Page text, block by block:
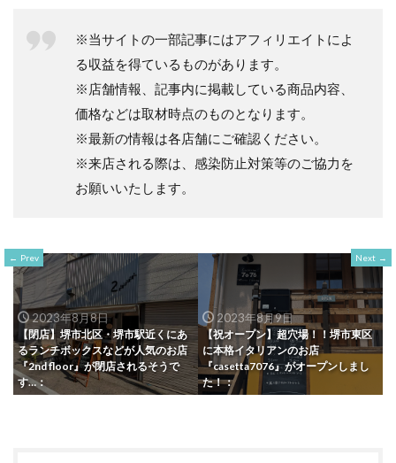
※当サイトの一部記事にはアフィリエイトによ
る収益を得ているものがあります。
※店舗情報、記事内に掲載している商品内容、
価格などは取材時点のものとなります。
※最新の情報は各店舗にご確認ください。
※来店される際は、感染防止対策等のご協力を
お願いいたします。
Prev
2023年8月8日
【閉店】堺市北区・堺市駅近くにあ
るランチボックスなどが人気のお店
『2nd floor』が閉店されるそうで
す…：
Next
2023年8月9日
【祝オープン】超穴場！！堺市東区
に本格イタリアンのお店
『casetta7076』がオープンしまし
た！：